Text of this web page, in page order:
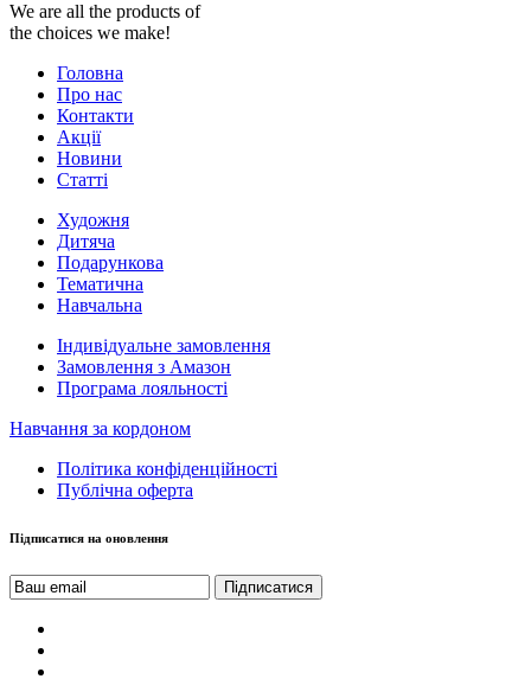
We are all the products of
the choices we make!
Головна
Про нас
Контакти
Акції
Новини
Статті
Художня
Дитяча
Подарункова
Тематична
Навчальна
Індивідуальне замовлення
Замовлення з Амазон
Програма лояльності
Навчання за кордоном
Політика конфіденційності
Публічна оферта
Підписатися на оновлення